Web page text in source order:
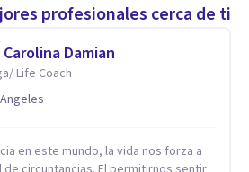
profesionales cerca de ti
Damian
Life Coach
en este mundo, la vida nos forza a